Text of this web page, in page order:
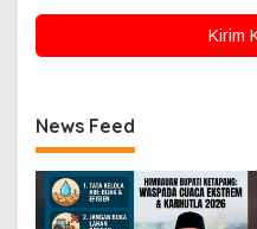
News Feed